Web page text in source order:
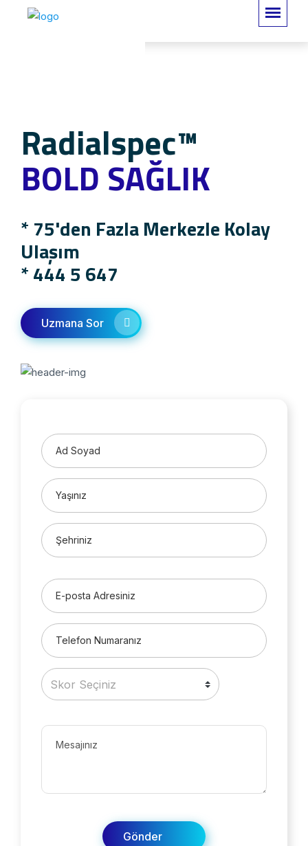
Radialspec™
BOLD SAĞLIK
* 75'den Fazla Merkezle Kolay
Ulaşım
*444 5 647
Uzmana Sor